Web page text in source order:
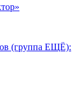
(группа ЕЩЁ):